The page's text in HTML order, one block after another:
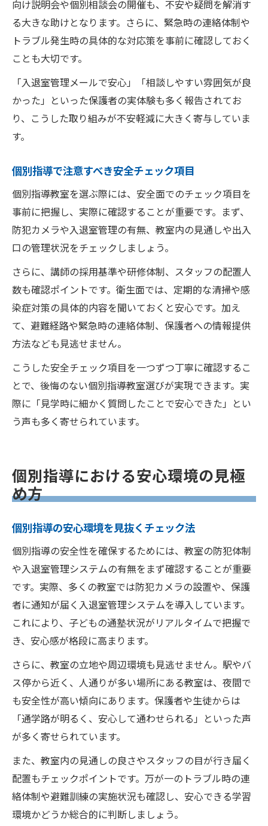
向け説明会や個別相談会の開催も、不安や疑問を解消す
る大きな助けとなります。さらに、緊急時の連絡体制や
トラブル発生時の具体的な対応策を事前に確認しておく
ことも大切です。
「入退室管理メールで安心」「相談しやすい雰囲気が良
かった」といった保護者の実体験も多く報告されてお
り、こうした取り組みが不安軽減に大きく寄与していま
す。
個別指導で注意すべき安全チェック項目
個別指導教室を選ぶ際には、安全面でのチェック項目を
事前に把握し、実際に確認することが重要です。まず、
防犯カメラや入退室管理の有無、教室内の見通しや出入
口の管理状況をチェックしましょう。
さらに、講師の採用基準や研修体制、スタッフの配置人
数も確認ポイントです。衛生面では、定期的な清掃や感
染症対策の具体的内容を聞いておくと安心です。加え
て、避難経路や緊急時の連絡体制、保護者への情報提供
方法なども見逃せません。
こうした安全チェック項目を一つずつ丁寧に確認するこ
とで、後悔のない個別指導教室選びが実現できます。実
際に「見学時に細かく質問したことで安心できた」とい
う声も多く寄せられています。
個別指導における安心環境の見極
め方
個別指導の安心環境を見抜くチェック法
個別指導の安全性を確保するためには、教室の防犯体制
や入退室管理システムの有無をまず確認することが重要
です。実際、多くの教室では防犯カメラの設置や、保護
者に通知が届く入退室管理システムを導入しています。
これにより、子どもの通塾状況がリアルタイムで把握で
き、安心感が格段に高まります。
さらに、教室の立地や周辺環境も見逃せません。駅やバ
ス停から近く、人通りが多い場所にある教室は、夜間で
も安全性が高い傾向にあります。保護者や生徒からは
「通学路が明るく、安心して通わせられる」といった声
が多く寄せられています。
また、教室内の見通しの良さやスタッフの目が行き届く
配置もチェックポイントです。万が一のトラブル時の連
絡体制や避難訓練の実施状況も確認し、安心できる学習
環境かどうか総合的に判断しましょう。